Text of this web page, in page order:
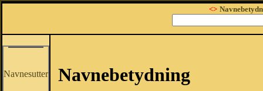
<>
Navnesutter
Navnebetydning